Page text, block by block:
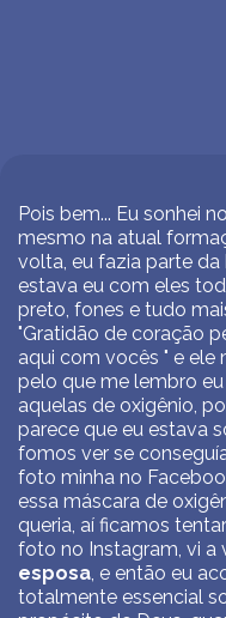
Pois bem... Eu sonhei
mesmo na atual
volta, eu fazia parte da
estava eu com eles
preto, fones e tudo
"Gratidão de coração
aqui com vocês " e ele
pelo que me lembro
aquelas de oxigênio,
parece que eu estava
fomos ver se
foto minha no
essa máscara de
queria, aí ficamos
foto no Instagram, vi a
esposa, e então eu
totalmente essencial